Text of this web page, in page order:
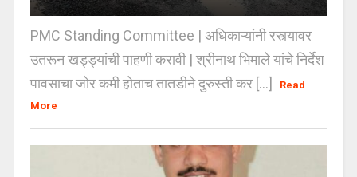
PMC Standing Committee | अधिकाऱ्यांनी रस्त्यावर
उतरून खड्ड्यांची पाहणी करावी | श्रीनाथ भिमाले यांचे निर्देश
पावसाचा जोर कमी होताच तातडीने दुरुस्ती कर [...]
Read
More